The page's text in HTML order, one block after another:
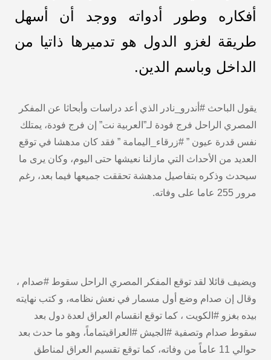
أفكاره وطور أدواته ووجد أن أسهل
طريقة لغزو الدول هو تدميرها ذاتيا من
الداخل وباسم الدين.
يقول الباحث #أندرو_نادر الذي أعد دراسات وأبحاثا عن المفكر
المصري الراحل فرج فودة لـ”العربية نت” إن فرج فودة، يمتلك
نفس قدرة عيون ” #زرقاء_اليمامة ” فقد كان مدهشا في توقع
العديد من الأحداث التي مازلنا نعيشها حتى اليوم، وكان يرى ما
سيحدث وذكره بتفاصيل مدهشة تحققت جميعها فيما بعد، رغم
مرور 255 عاما على وفاته.
ويضيف قائلا لقد توقع المفكر المصري الراحل سقوط #صدام ،
وقال إن صدام وضع أول مسمار في نعش نظامه، و كتب نهايته
بيده بغزو #الكويت ، كما توقع انقسام العراق لعدة دول بعد
سقوط صدام وتصفية #الجيش #العراقيتماماً، وهو ما حدث بعد
حوالي 11 عاماً من وفاته، كما توقع تقسيم العراق لمناطق